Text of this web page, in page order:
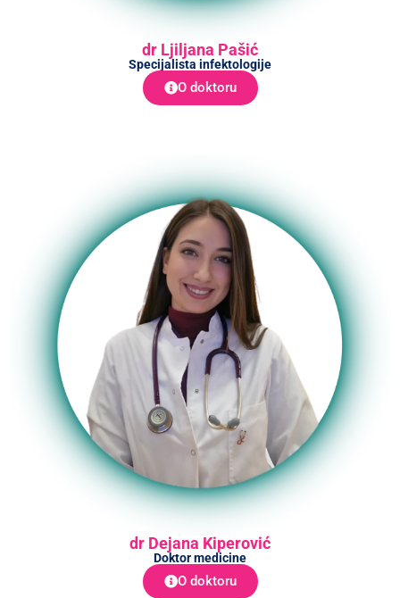
dr Ljiljana Pašić
Specijalista infektologije
O doktoru
dr Dejana Kiperović
Doktor medicine
O doktoru